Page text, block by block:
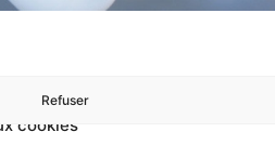
cookies
Refuser